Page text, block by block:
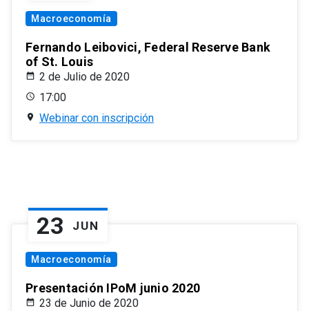
Macroeconomía
Fernando Leibovici, Federal Reserve Bank
of St. Louis
2 de Julio de 2020
17:00
Webinar con inscripción
23 JUN
Macroeconomía
Presentación IPoM junio 2020
23 de Junio de 2020